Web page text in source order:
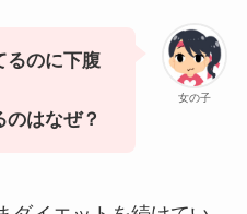
女の子
るのに下腹
はなぜ？